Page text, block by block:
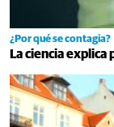
¿Por qué se contagia?
La ciencia